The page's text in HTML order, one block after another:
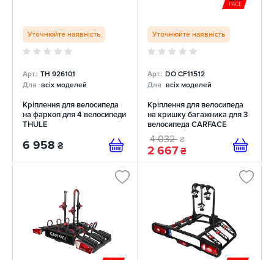
Уточнюйте наявність
Арт.: TH 926101
Для всіх моделей
Кріплення для велосипеда
на фаркоп для 4 велосипеди
THULE
6 958 ₴
Уточнюйте наявність
Арт.: DO CF11512
Для всіх моделей
Кріплення для велосипеда
на кришку багажника для 3
велосипеда CARFACE
4 032 ₴
2 667 ₴